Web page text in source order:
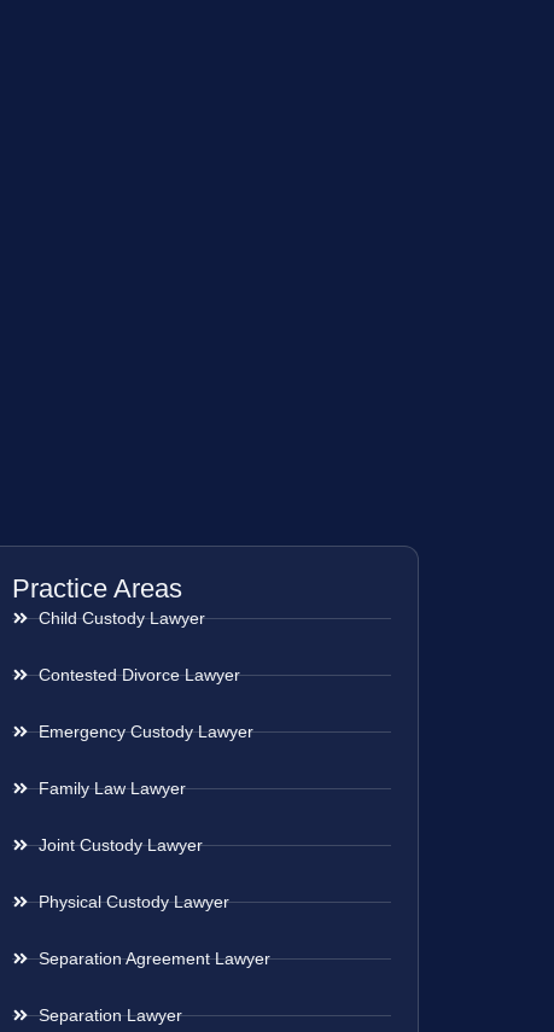
Practice Areas
Child Custody Lawyer
Contested Divorce Lawyer
Emergency Custody Lawyer
Family Law Lawyer
Joint Custody Lawyer
Physical Custody Lawyer
Separation Agreement Lawyer
Separation Lawyer